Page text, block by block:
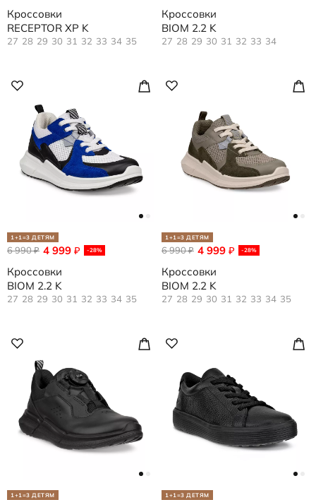
Кроссовки
RECEPTOR XP K
27 28 29 30 31 32 33 34 35
Кроссовки
BIOM 2.2 K
27 28 29 30 31 32 33 34
1+1=3 ДЕТЯМ
4 999 ₽ -28%
6 990₽
Кроссовки
BIOM 2.2 K
27 28 29 30 31 32 33 34 35
1+1=3 ДЕТЯМ
4 999 ₽ -28%
6 990₽
Кроссовки
BIOM 2.2 K
27 28 29 30 31 32 33 34 35
1+1=3 ДЕТЯМ 1+1=3 ДЕТЯМ